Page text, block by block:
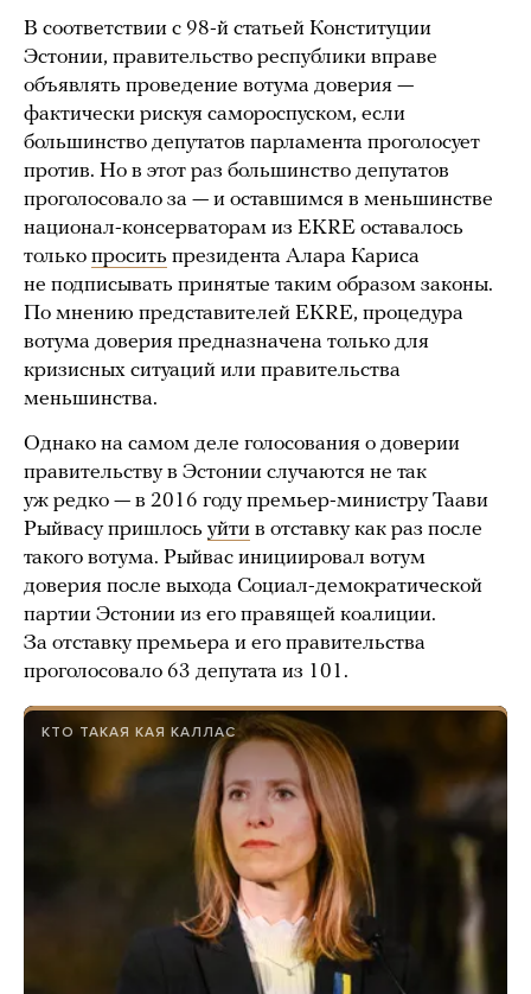
В соответствии с 98-й статьей Конституции
Эстонии, правительство республики вправе
объявлять проведение вотума доверия —
фактически рискуя самороспуском, если
большинство депутатов парламента проголосует
против. Но в этот раз большинство депутатов
проголосовало за — и оставшимся в меньшинстве
национал-консерваторам из EKRE оставалось
только просить президента Алара Кариса
не подписывать принятые таким образом законы.
По мнению представителей EKRE, процедура
вотума доверия предназначена только для
кризисных ситуаций или правительства
меньшинства.
Однако на самом деле голосования о доверии
правительству в Эстонии случаются не так
уж редко — в 2016 году премьер-министру Таави
Рыйвасу пришлось уйти в отставку как раз после
такого вотума. Рыйвас инициировал вотум
доверия после выхода Социал-демократической
партии Эстонии из его правящей коалиции.
За отставку премьера и его правительства
проголосовало 63 депутата из 101.
КТО ТАКАЯ КАЯ КАЛЛАС